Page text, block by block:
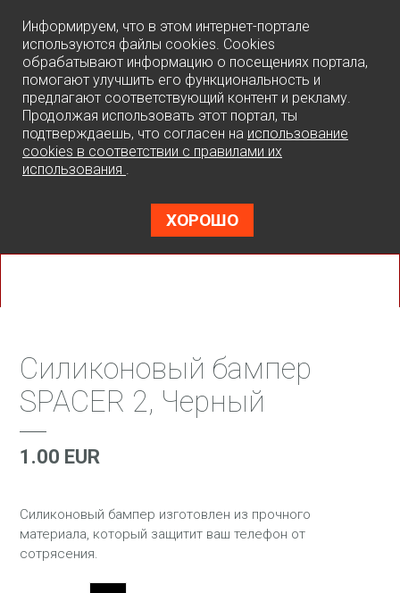
Информируем, что в этом интернет-портале
используются файлы cookies. Cookies
обрабатывают информацию о посещениях портала,
помогают улучшить его функциональность и
предлагают соответствующий контент и рекламу.
Продолжая использовать этот портал, ты
подтверждаешь, что согласен на использование
cookies в соответствии с правилами их
использования .
ХОРОШО
Силиконовый бампер
SPACER 2, Черный
1.00 EUR
Силиконовый бампер изготовлен из прочного
материала, который защитит ваш телефон от
сотрясения.